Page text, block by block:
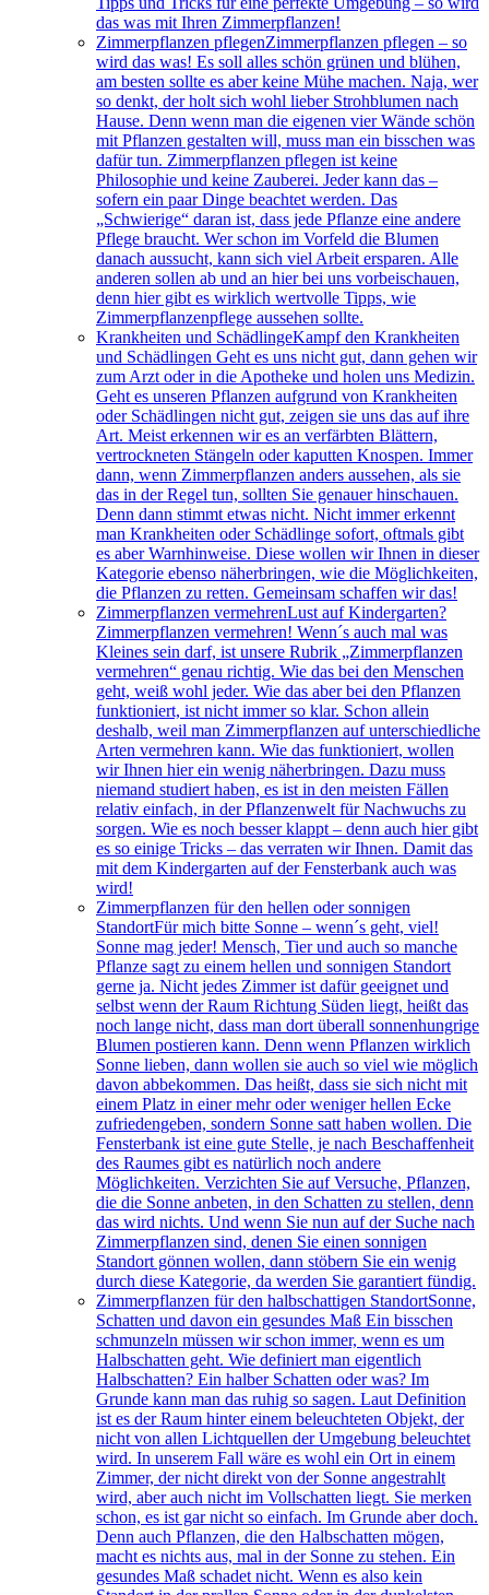
das was mit Ihren Zimmerpflanzen!
Zimmerpflanzen pflegenZimmerpflanzen pflegen – so
wird das was! Es soll alles schön grünen und blühen,
am besten sollte es aber keine Mühe machen. Naja, wer
so denkt, der holt sich wohl lieber Strohblumen nach
Hause. Denn wenn man die eigenen vier Wände schön
mit Pflanzen gestalten will, muss man ein bisschen was
dafür tun. Zimmerpflanzen pflegen ist keine
Philosophie und keine Zauberei. Jeder kann das –
sofern ein paar Dinge beachtet werden. Das
„Schwierige“ daran ist, dass jede Pflanze eine andere
Pflege braucht. Wer schon im Vorfeld die Blumen
danach aussucht, kann sich viel Arbeit ersparen. Alle
anderen sollen ab und an hier bei uns vorbeischauen,
denn hier gibt es wirklich wertvolle Tipps, wie
Zimmerpflanzenpflege aussehen sollte.
Krankheiten und SchädlingeKampf den Krankheiten
und Schädlingen Geht es uns nicht gut, dann gehen wir
zum Arzt oder in die Apotheke und holen uns Medizin.
Geht es unseren Pflanzen aufgrund von Krankheiten
oder Schädlingen nicht gut, zeigen sie uns das auf ihre
Art. Meist erkennen wir es an verfärbten Blättern,
vertrockneten Stängeln oder kaputten Knospen. Immer
dann, wenn Zimmerpflanzen anders aussehen, als sie
das in der Regel tun, sollten Sie genauer hinschauen.
Denn dann stimmt etwas nicht. Nicht immer erkennt
man Krankheiten oder Schädlinge sofort, oftmals gibt
es aber Warnhinweise. Diese wollen wir Ihnen in dieser
Kategorie ebenso näherbringen, wie die Möglichkeiten,
die Pflanzen zu retten. Gemeinsam schaffen wir das!
Zimmerpflanzen vermehrenLust auf Kindergarten?
Zimmerpflanzen vermehren! Wenn´s auch mal was
Kleines sein darf, ist unsere Rubrik „Zimmerpflanzen
vermehren“ genau richtig. Wie das bei den Menschen
geht, weiß wohl jeder. Wie das aber bei den Pflanzen
funktioniert, ist nicht immer so klar. Schon allein
deshalb, weil man Zimmerpflanzen auf unterschiedliche
Arten vermehren kann. Wie das funktioniert, wollen
wir Ihnen hier ein wenig näherbringen. Dazu muss
niemand studiert haben, es ist in den meisten Fällen
relativ einfach, in der Pflanzenwelt für Nachwuchs zu
sorgen. Wie es noch besser klappt – denn auch hier gibt
es so einige Tricks – das verraten wir Ihnen. Damit das
mit dem Kindergarten auf der Fensterbank auch was
wird!
Zimmerpflanzen für den hellen oder sonnigen
StandortFür mich bitte Sonne – wenn´s geht, viel!
Sonne mag jeder! Mensch, Tier und auch so manche
Pflanze sagt zu einem hellen und sonnigen Standort
gerne ja. Nicht jedes Zimmer ist dafür geeignet und
selbst wenn der Raum Richtung Süden liegt, heißt das
noch lange nicht, dass man dort überall sonnenhungrige
Blumen postieren kann. Denn wenn Pflanzen wirklich
Sonne lieben, dann wollen sie auch so viel wie möglich
davon abbekommen. Das heißt, dass sie sich nicht mit
einem Platz in einer mehr oder weniger hellen Ecke
zufriedengeben, sondern Sonne satt haben wollen. Die
Fensterbank ist eine gute Stelle, je nach Beschaffenheit
des Raumes gibt es natürlich noch andere
Möglichkeiten. Verzichten Sie auf Versuche, Pflanzen,
die die Sonne anbeten, in den Schatten zu stellen, denn
das wird nichts. Und wenn Sie nun auf der Suche nach
Zimmerpflanzen sind, denen Sie einen sonnigen
Standort gönnen wollen, dann stöbern Sie ein wenig
durch diese Kategorie, da werden Sie garantiert fündig.
Zimmerpflanzen für den halbschattigen StandortSonne,
Schatten und davon ein gesundes Maß Ein bisschen
schmunzeln müssen wir schon immer, wenn es um
Halbschatten geht. Wie definiert man eigentlich
Halbschatten? Ein halber Schatten oder was? Im
Grunde kann man das ruhig so sagen. Laut Definition
ist es der Raum hinter einem beleuchteten Objekt, der
nicht von allen Lichtquellen der Umgebung beleuchtet
wird. In unserem Fall wäre es wohl ein Ort in einem
Zimmer, der nicht direkt von der Sonne angestrahlt
wird, aber auch nicht im Vollschatten liegt. Sie merken
schon, es ist gar nicht so einfach. Im Grunde aber doch.
Denn auch Pflanzen, die den Halbschatten mögen,
macht es nichts aus, mal in der Sonne zu stehen. Ein
gesundes Maß schadet nicht. Wenn es also kein